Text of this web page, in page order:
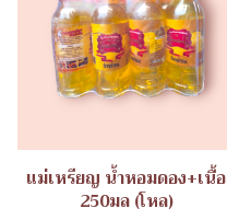
แม่เหรียญ น้ำหอมดอง+เนื้อ
250มล (โหล)